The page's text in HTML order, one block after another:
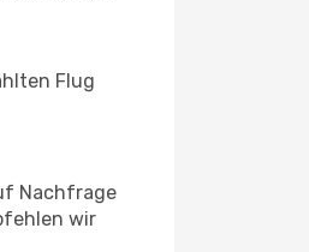
Flug
Nachfrage
wir